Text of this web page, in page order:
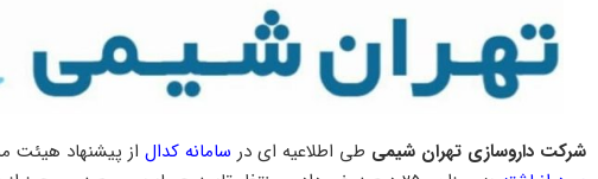
شرکت داروسازی تهران شیمی طی اطلاعیه ای در سامانه کدال از پیشنهاد هیئت